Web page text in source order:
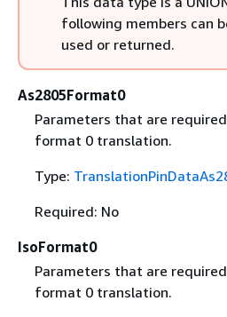
following members can
used or returned.
As2805Format0
Parameters that are
format 0 translation.
Type:
Required: No
IsoFormat0
Parameters that are
format 0 translation.